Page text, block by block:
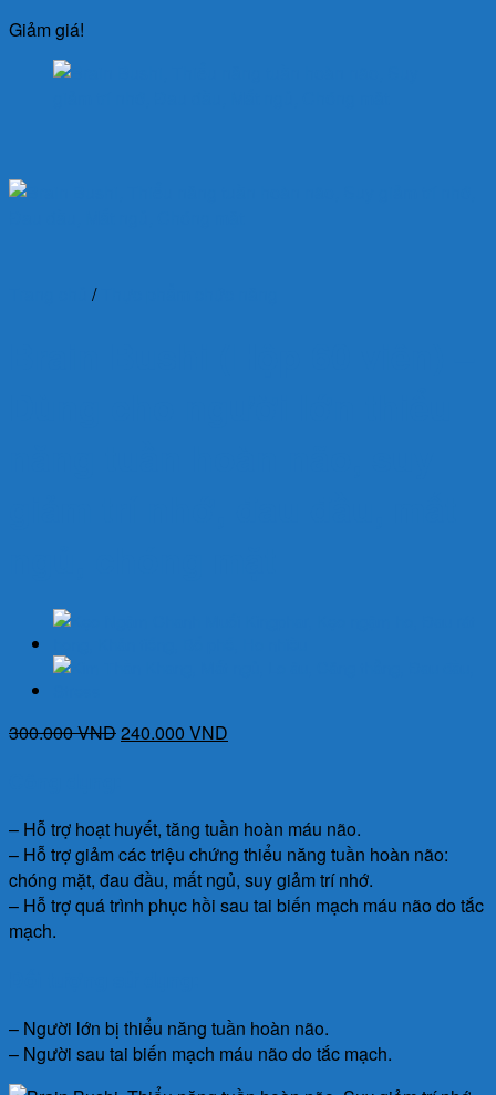
Giảm giá!
/
300.000VNDGiá
240.000 VND
240.000 VND.
– Hỗ trợ hoạt huyết, tăng tuần hoàn máu não.
– Hỗ trợ giảm các triệu chứng thiểu năng tuần hoàn não:
chóng mặt, đau đầu, mất ngủ, suy giảm trí nhớ.
– Hỗ trợ quá trình phục hồi sau tai biến mạch máu não do tắc
mạch.
– Người lớn bị thiểu năng tuần hoàn não.
– Người sau tai biến mạch máu não do tắc mạch.